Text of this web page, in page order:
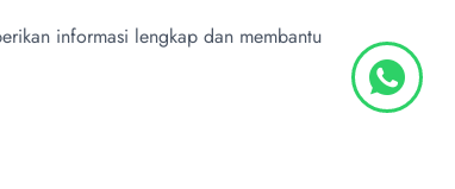
informasi lengkap dan membantu